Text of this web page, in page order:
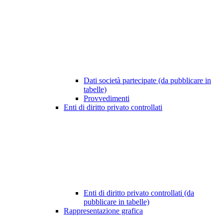
Dati società partecipate (da pubblicare in
tabelle)
Provvedimenti
Enti di diritto privato controllati
Enti di diritto privato controllati (da
pubblicare in tabelle)
Rappresentazione grafica